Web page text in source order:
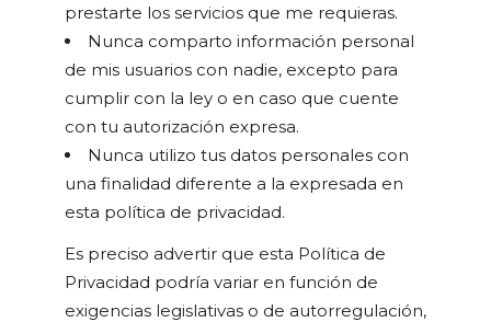
prestarte los servicios que me requieras.
Nunca comparto información personal
de mis usuarios con nadie, excepto para
cumplir con la ley o en caso que cuente
con tu autorización expresa.
Nunca utilizo tus datos personales con
una finalidad diferente a la expresada en
esta política de privacidad.
Es preciso advertir que esta Política de
Privacidad podría variar en función de
exigencias legislativas o de autorregulación,